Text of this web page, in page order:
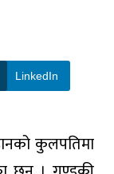
LinkedIn
कुलपतिमा